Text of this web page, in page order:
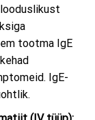
tootma IgE
IgE-